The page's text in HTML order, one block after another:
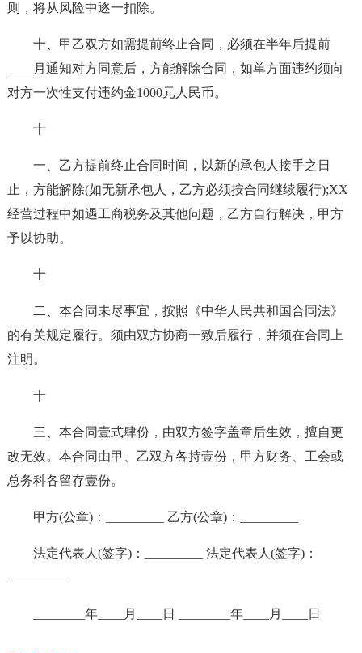
则，将从风险中逐一扣除。
十、甲乙双方如需提前终止合同，必须在半年后提前
____月通知对方同意后，方能解除合同，如单方面违约须向
对方一次性支付违约金1000元人民币。
十
一、乙方提前终止合同时间，以新的承包人接手之日
止，方能解除(如无新承包人，乙方必须按合同继续履行);XX
经营过程中如遇工商税务及其他问题，乙方自行解决，甲方
予以协助。
十
二、本合同未尽事宜，按照《中华人民共和国合同法》
的有关规定履行。须由双方协商一致后履行，并须在合同上
注明。
十
三、本合同壹式肆份，由双方签字盖章后生效，擅自更
改无效。本合同由甲、乙双方各持壹份，甲方财务、工会或
总务科各留存壹份。
甲方(公章)：_________ 乙方(公章)：_________
法定代表人(签字)：_________ 法定代表人(签字)：
________年____月____日 ________年____月____日